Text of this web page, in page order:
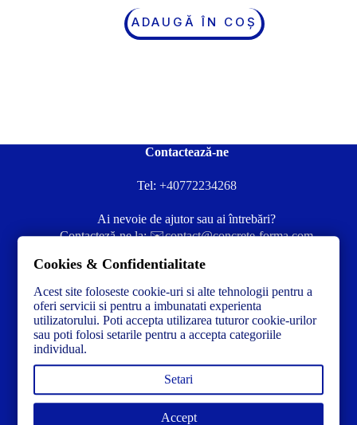
ADAUGĂ ÎN COȘ
Contactează-ne
Tel: +40772234268
Ai nevoie de ajutor sau ai întrebări?
Contacteză-ne la:✉️contact@concrete-forma.com
Cookies & Confidentialitate
Acest site foloseste cookie-uri si alte tehnologii pentru a
oferi servicii si pentru a imbunatati experienta
utilizatorului. Poti accepta utilizarea tuturor cookie-urilor
sau poti folosi setarile pentru a accepta categoriile
individual.
Setari
Accept